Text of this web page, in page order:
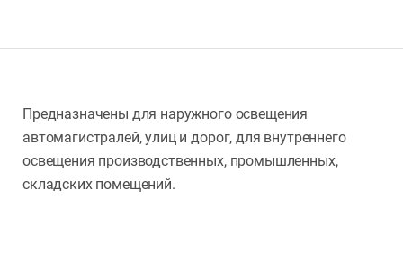
Предназначены для наружного освещения
автомагистралей, улиц и дорог, для внутреннего
освещения производственных, промышленных,
складских помещений.